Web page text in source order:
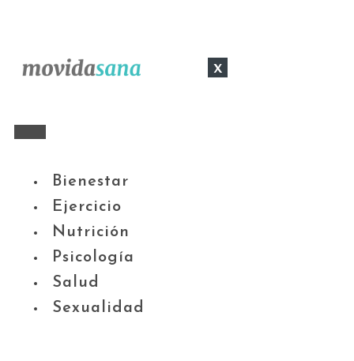
x
Bienestar
Ejercicio
Nutrición
Psicología
Salud
Sexualidad